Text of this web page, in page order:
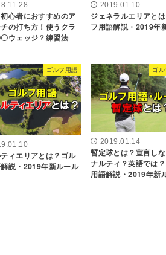
心者におすすめのア
の打ち方！使うクラ
ウェッジ？練習法
2019.01.10
ジェネラルエリアと
フ用語解説・2019年
ゴルフ用語
ィエリアとは？ゴル
説・2019年新ルール
ゴ
2019.01.14
暫定球とは？宣言し
ナルティ？英語では
用語解説・2019年新